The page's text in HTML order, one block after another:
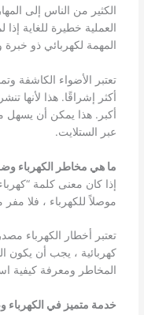
الكثير من الناس إلى
العملية خطيرة للغاية
المهمة لكهربائي ذو خبرة
تعتبر الأضواء الكاشفة
أكثر إشراقًا. هذا لأنها
أكبر. هذا يمكن أن يسهل
عبر الستلايت.
ما هي مخاطر الكهرباء
إذا كان معنى كلمة
موصلاً للكهرباء ، فلا
تعتبر أخطار الكهرباء
كهربائية ، يجب أن يكون
المخاطر ومعرفة كيفية
خدمة متميز في